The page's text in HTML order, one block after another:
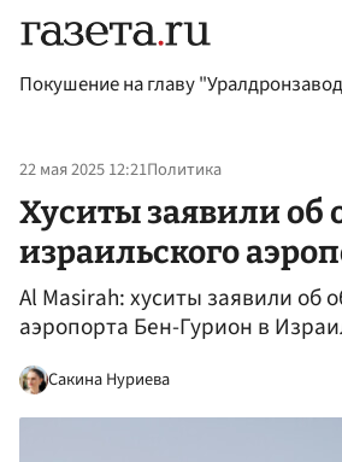
Покушение на главу
22 мая 2025 12:21Политика
Хуситы заявили об
израильского
Al Masirah: хуситы заявили об
аэропорта Бен-Гурион в
Сакина Нуриева